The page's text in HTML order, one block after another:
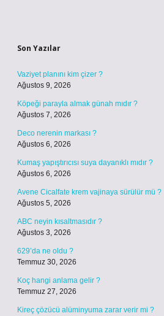
Son Yazılar
Vaziyet planını kim çizer ?
Ağustos 9, 2026
Köpeği parayla almak günah mıdır ?
Ağustos 7, 2026
Deco nerenin markası ?
Ağustos 6, 2026
Kumaş yapıştırıcısı suya dayanıklı mıdır ?
Ağustos 6, 2026
Avene Cicalfate krem vajinaya sürülür mü ?
Ağustos 5, 2026
ABC neyin kısaltmasıdır ?
Ağustos 3, 2026
629’da ne oldu ?
Temmuz 30, 2026
Koç hangi anlama gelir ?
Temmuz 27, 2026
Kireç çözücü alüminyuma zarar verir mi ?